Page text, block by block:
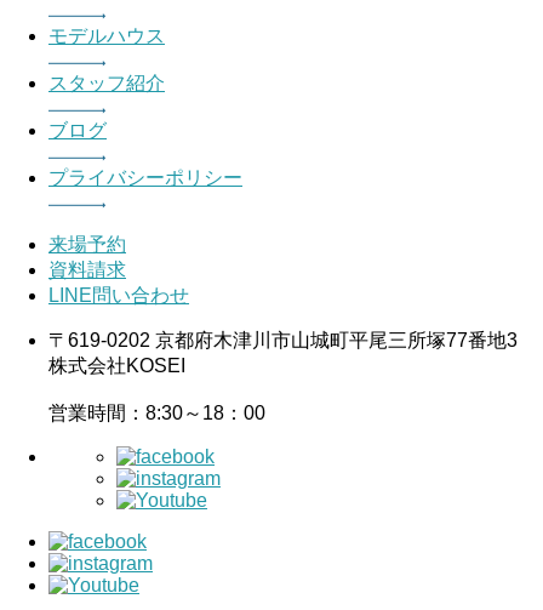
モデルハウス
スタッフ紹介
ブログ
プライバシーポリシー
来場予約
資料請求
LINE問い合わせ
〒619-0202 京都府木津川市山城町平尾三所塚77番地3
株式会社KOSEI
営業時間：8:30～18：00